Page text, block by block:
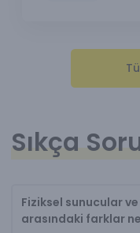
Sıkça
Fiziksel sunucular
arasındaki farklar